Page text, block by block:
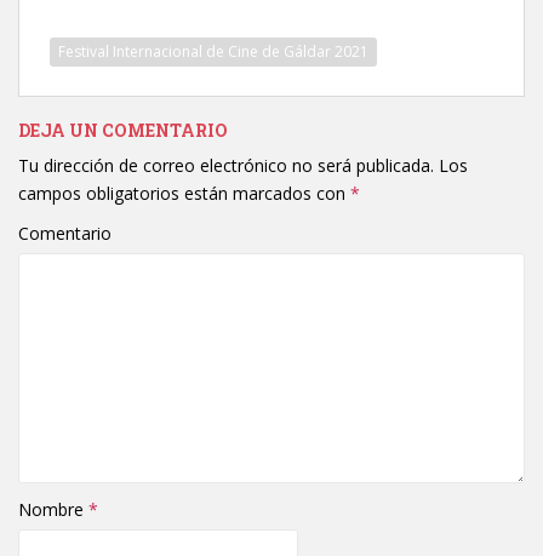
Festival Internacional de Cine de Gáldar 2021
DEJA UN COMENTARIO
Tu dirección de correo electrónico no será publicada. Los
campos obligatorios están marcados con *
Comentario
Nombre *